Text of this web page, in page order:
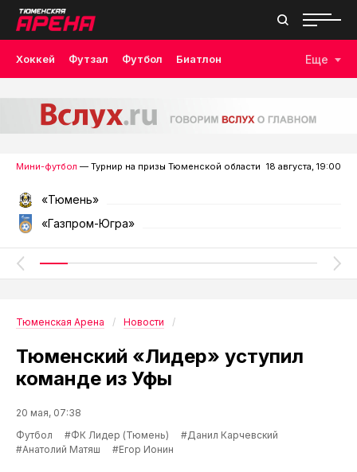
Хоккей Футзал Футбол Биатлон Еще
Мини-футбол — Турнир на призы Тюменской области 18 августа, 19:00
«Тюмень»
«Газпром-Югра»
Тюменская Арена Новости
Тюменский «Лидер» уступил
команде из Уфы
20 мая, 07:38
Футбол
#ФК Лидер (Тюмень)
#Данил Карчевский
#Анатолий Матяш
#Егор Ионин